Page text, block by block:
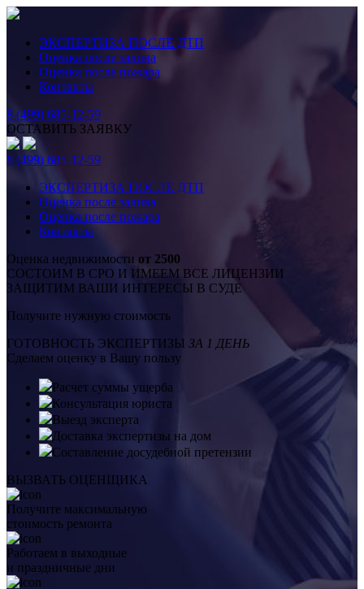
ЭКСПЕРТИЗА ПОСЛЕ ДТП
Оценка после залива
Оценка после пожара
Контакты
8 (499) 685-12-59
ОСТАВИТЬ ЗАЯВКУ
8 (499) 685-12-59
ЭКСПЕРТИЗА ПОСЛЕ ДТП
Оценка после залива
Оценка после пожара
Контакты
Оценка недвижимости от 2500
СОСТОИМ В СРО И ИМЕЕМ ВСЕ ЛИЦЕНЗИИ
ЗАЩИТИМ ВАШИ ИНТЕРЕСЫ В СУДЕ
Получите нужную стоимость
ГОТОВНОСТЬ ЭКСПЕРТИЗЫ ЗА 1 ДЕНЬ
Сделаем оценку в Вашу пользу
Расчет суммы ущерба
Консультация юриста
Выезд эксперта
Доставка экспертизы на дом
Составление досудебной претензии
ВЫЗВАТЬ ОЦЕНЩИКА
Получите максимальную
стоимость ремонта
Работаем в выходные
и праздничные дни